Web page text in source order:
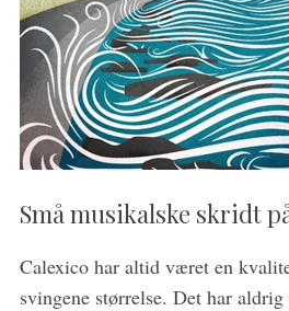
Små musikalske skridt
Calexico har altid været en
svingene størrelse. Det har